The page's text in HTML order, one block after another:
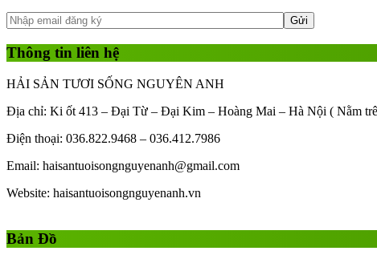
Thông tin liên hệ
HẢI SẢN TƯƠI SỐNG NGUYÊN ANH
Địa chỉ: Ki ốt 413 – Đại Từ – Đại Kim – Hoàng Mai – Hà Nội ( Nằm
Điện thoại: 036.822.9468 – 036.412.7986
Email: haisantuoisongnguyenanh@gmail.com
Website: haisantuoisongnguyenanh.vn
Bản Đồ